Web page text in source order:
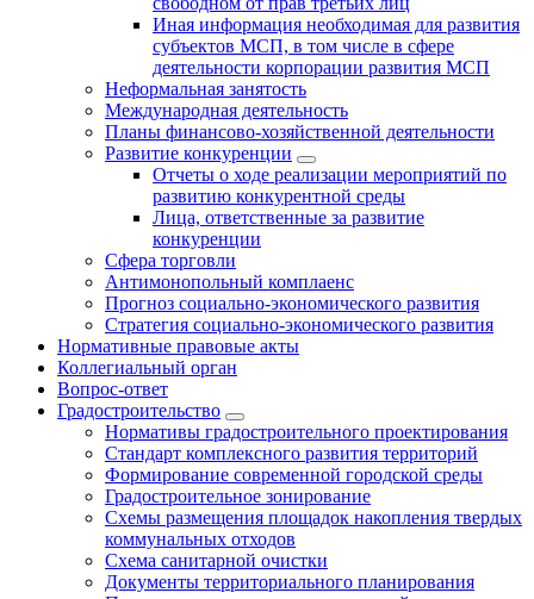
Иная информация необходимая для развития
субъектов МСП, в том числе в сфере
деятельности корпорации развития МСП
Неформальная занятость
Международная деятельность
Планы финансово-хозяйственной деятельности
Развитие конкуренции
Отчеты о ходе реализации мероприятий по
развитию конкурентной среды
Лица, ответственные за развитие
конкуренции
Сфера торговли
Антимонопольный комплаенс
Прогноз социально-экономического развития
Стратегия социально-экономического развития
Нормативные правовые акты
Коллегиальный орган
Вопрос-ответ
Градостроительство
Нормативы градостроительного проектирования
Стандарт комплексного развития территорий
Формирование современной городской среды
Градостроительное зонирование
Схемы размещения площадок накопления твердых
коммунальных отходов
Схема санитарной очистки
Документы территориального планирования